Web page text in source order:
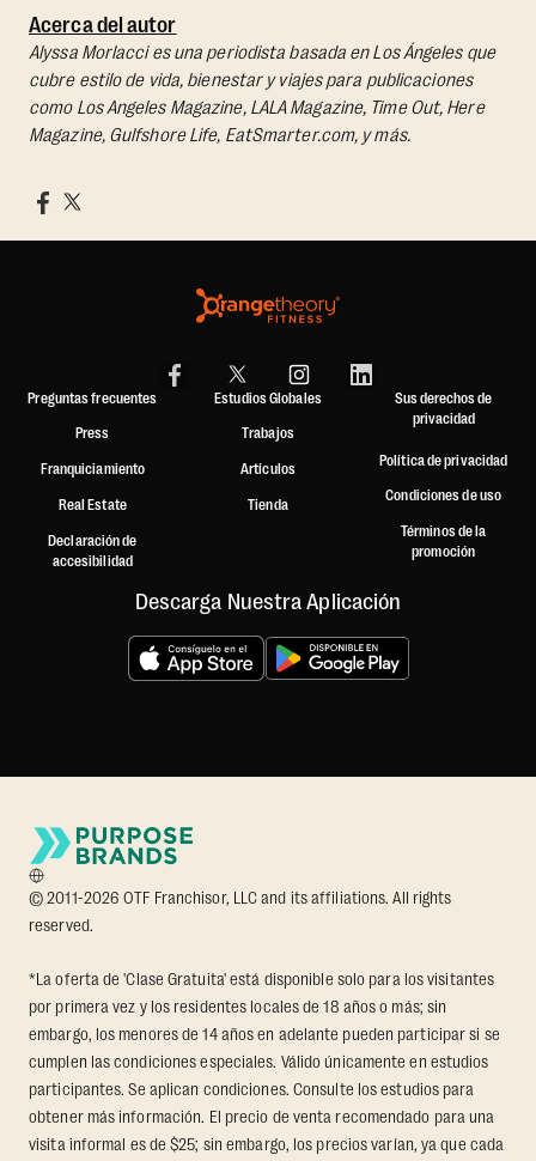
Acerca del autor
Alyssa Morlacci es una periodista basada en Los Ángeles que
cubre estilo de vida, bienestar y viajes para publicaciones
como Los Angeles Magazine, LALA Magazine, Time Out, Here
Magazine, Gulfshore Life, EatSmarter.com, y más.
Preguntas frecuentes
Press
Franquiciamiento
Real Estate
Declaración de
accesibilidad
Estudios Globales
Trabajos
Artículos
Tienda
Sus derechos de
privacidad
Política de privacidad
Condiciones de uso
Términos de la
promoción
Descarga Nuestra Aplicación
© 2011-2026 OTF Franchisor, LLC and its affiliations. All rights
reserved.
*La oferta de 'Clase Gratuita' está disponible solo para los visitantes
por primera vez y los residentes locales de 18 años o más; sin
embargo, los menores de 14 años en adelante pueden participar si se
cumplen las condiciones especiales. Válido únicamente en estudios
participantes. Se aplican condiciones. Consulte los estudios para
obtener más información. El precio de venta recomendado para una
visita informal es de $25; sin embargo, los precios varían, ya que cada